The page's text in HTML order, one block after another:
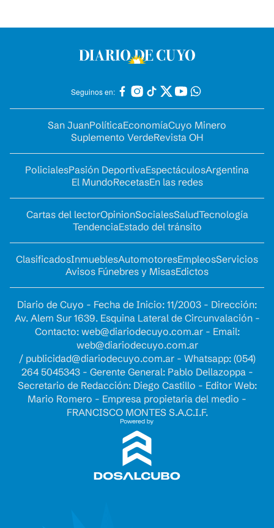
Seguinos en:
San JuanPolíticaEconomíaCuyo Minero
Suplemento VerdeRevista OH
PolicialesPasión DeportivaEspectáculosArgentina
El MundoRecetasEn las redes
Cartas del lectorOpinionSocialesSaludTecnología
TendenciaEstado del tránsito
ClasificadosInmueblesAutomotoresEmpleosServicios
Avisos Fúnebres y MisasEdictos
Diario de Cuyo - Fecha de Inicio: 11/2003 - Dirección:
Av. Alem Sur 1639. Esquina Lateral de Circunvalación -
Contacto: web@diariodecuyo.com.ar- Email:
web@diariodecuyo.com.ar
/ publicidad@diariodecuyo.com.ar- Whatsapp: (054)
264 5045343 - Gerente General: Pablo Dellazoppa -
Secretario de Redacción: Diego Castillo - Editor Web:
Mario Romero - Empresa propietaria del medio -
FRANCISCO MONTES S.A.C.I.F.